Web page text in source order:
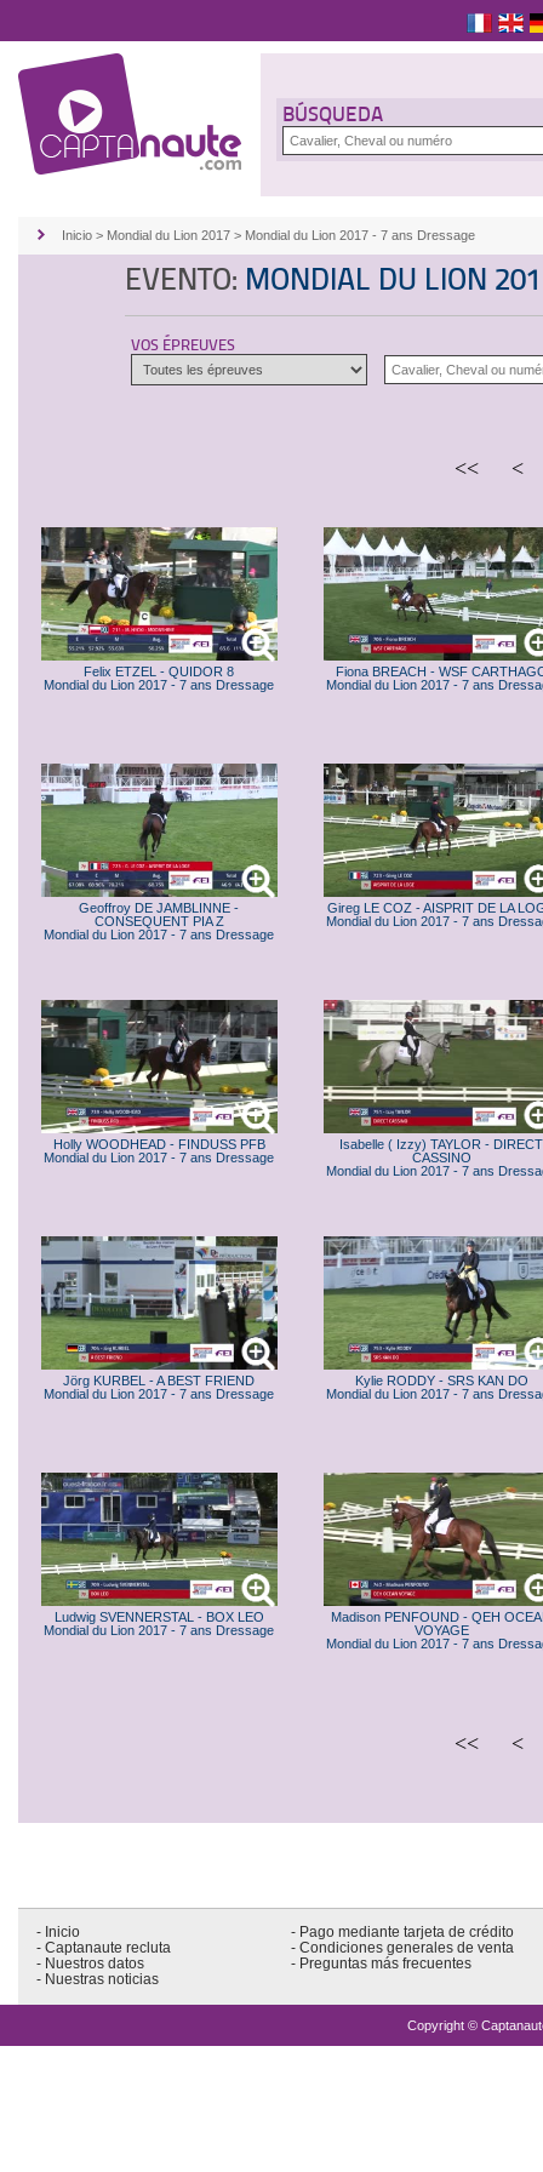
BÚSQUEDA
Inicio > Mondial du Lion 2017 > Mondial du Lion 2017 - 7 ans Dressage
EVENTO: MONDIAL DU LION
VOS ÉPREUVES
<< <
Felix ETZEL - QUIDOR 8
Mondial du Lion 2017 - 7 ans Dressage
Fiona BREACH - WSF
Mondial du Lion 2017 - 7 ans
Geoffroy DE JAMBLINNE -
CONSEQUENT PIA Z
Mondial du Lion 2017 - 7 ans Dressage
Gireg LE COZ - AISPRIT DE LA
Mondial du Lion 2017 - 7 ans
Holly WOODHEAD - FINDUSS PFB
Mondial du Lion 2017 - 7 ans Dressage
Isabelle ( Izzy) TAYLOR - DIRECT
CASSINO
Mondial du Lion 2017 - 7 ans
Jörg KURBEL - A BEST FRIEND
Mondial du Lion 2017 - 7 ans Dressage
Kylie RODDY - SRS KAN DO
Mondial du Lion 2017 - 7 ans
Ludwig SVENNERSTAL - BOX LEO
Mondial du Lion 2017 - 7 ans Dressage
Madison PENFOUND - QEH
VOYAGE
Mondial du Lion 2017 - 7 ans
<< <
- Inicio
- Captanaute recluta
- Nuestros datos
- Nuestras noticias
- Pago mediante tarjeta de crédito
- Condiciones generales de venta
- Preguntas más frecuentes
Copyright ©